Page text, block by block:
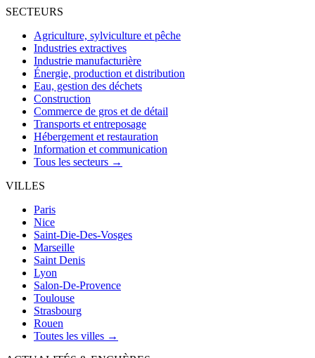
SECTEURS
Agriculture, sylviculture et pêche
Industries extractives
Industrie manufacturière
Énergie, production et distribution
Eau, gestion des déchets
Construction
Commerce de gros et de détail
Transports et entreposage
Hébergement et restauration
Information et communication
Tous les secteurs →
VILLES
Paris
Nice
Saint-Die-Des-Vosges
Marseille
Saint Denis
Lyon
Salon-De-Provence
Toulouse
Strasbourg
Rouen
Toutes les villes →